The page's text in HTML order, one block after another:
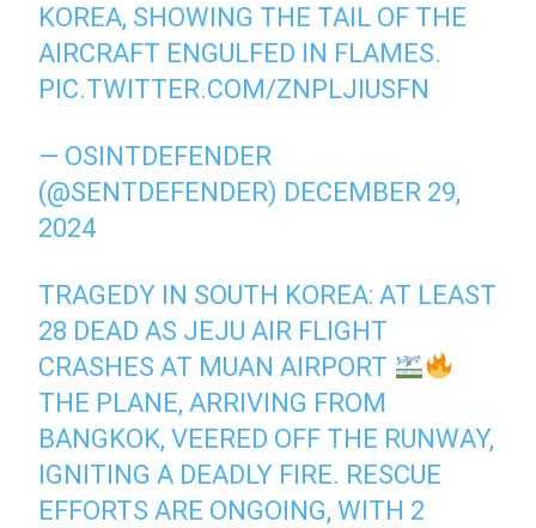
KOREA, SHOWING THE TAIL OF THE
AIRCRAFT ENGULFED IN FLAMES.
PIC.TWITTER.COM/ZNPLJIUSFN
— OSINTDEFENDER
(@SENTDEFENDER) DECEMBER 29,
2024
TRAGEDY IN SOUTH KOREA: AT LEAST
28 DEAD AS JEJU AIR FLIGHT
CRASHES AT MUAN AIRPORT
THE PLANE, ARRIVING FROM
BANGKOK, VEERED OFF THE RUNWAY,
IGNITING A DEADLY FIRE. RESCUE
EFFORTS ARE ONGOING, WITH 2